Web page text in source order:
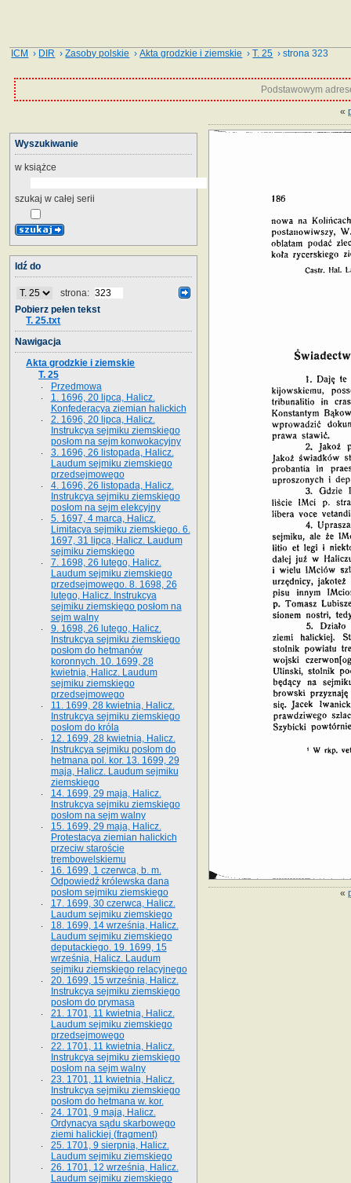
ICM › DIR ›Zasoby polskie ›Akta grodzkie i ziemskie ›T. 25 › strona 323
Podstawowym
«
«
Wyszukiwanie
w książce
szukaj w całej serii
Idź do
strona:
Pobierz pełen tekst
T. 25.txt
Nawigacja
Akta grodzkie i ziemskie
T. 25
Przedmowa
1. 1696, 20 lipca, Halicz.
Konfederacya ziemian halickich
2. 1696, 20 lipca, Halicz.
Instrukcya sejmiku ziemskiego
posłom na sejm konwokacyjny
3. 1696, 26 listopada, Halicz.
Laudum sejmiku ziemskiego
przedsejmowego
4. 1696, 26 listopada, Halicz.
Instrukcya sejmiku ziemskiego
posłom na sejm elekcyjny
5. 1697, 4 marca, Halicz.
Limitacya sejmiku ziemskiego. 6.
1697, 31 lipca, Halicz. Laudum
sejmiku ziemskiego
7. 1698, 26 lutego, Halicz.
Laudum sejmiku ziemskiego
przedsejmowego. 8. 1698, 26
lutego, Halicz. Instrukcya
sejmiku ziemskiego posłom na
sejm walny
9. 1698, 26 lutego, Halicz.
Instrukcya sejmiku ziemskiego
posłom do hetmanów
koronnych. 10. 1699, 28
kwietnia, Halicz. Laudum
sejmiku ziemskiego
przedsejmowego
11. 1699, 28 kwietnia, Halicz.
Instrukcya sejmiku ziemskiego
posłom do króla
12. 1699, 28 kwietnia, Halicz.
Instrukcya sejmiku posłom do
hetmana pol. kor. 13. 1699, 29
maja, Halicz. Laudum sejmiku
ziemskiego
14. 1699, 29 maja, Halicz.
Instrukcya sejmiku ziemskiego
posłom na sejm walny
15. 1699, 29 maja, Halicz.
Protestacya ziemian halickich
przeciw staroście
trembowelskiemu
16. 1699, 1 czerwca, b. m.
Odpowiedź królewska dana
posłom sejmiku ziemskiego
17. 1699, 30 czerwca, Halicz.
Laudum sejmiku ziemskiego
18. 1699, 14 września, Halicz.
Laudum sejmiku ziemskiego
deputackiego. 19. 1699, 15
września, Halicz. Laudum
sejmiku ziemskiego relacyjnego
20. 1699, 15 września, Halicz.
Instrukcya sejmiku ziemskiego
posłom do prymasa
21. 1701, 11 kwietnia, Halicz.
Laudum sejmiku ziemskiego
przedsejmowego
22. 1701, 11 kwietnia, Halicz.
Instrukcya sejmiku ziemskiego
posłom na sejm walny
23. 1701, 11 kwietnia, Halicz.
Instrukcya sejmiku ziemskiego
posłom do hetmana w. kor.
24. 1701, 9 maja, Halicz.
Ordynacya sądu skarbowego
ziemi halickiej (fragment)
25. 1701, 9 sierpnia, Halicz.
Laudum sejmiku ziemskiego
26. 1701, 12 września, Halicz.
Laudum sejmiku ziemskiego